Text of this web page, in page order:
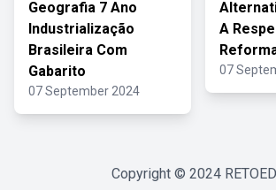
Geografia 7 Ano
Industrialização
Brasileira Com
Gabarito
07 September 2024
A
07
Copyright © 2024